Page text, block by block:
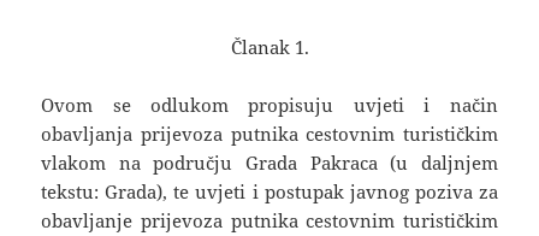
Članak 1.
Ovom se odlukom propisuju uvjeti i način
obavljanja prijevoza putnika cestovnim turističkim
vlakom na području Grada Pakraca (u daljnjem
tekstu: Grada), te uvjeti i postupak javnog poziva za
obavljanje prijevoza putnika cestovnim turističkim